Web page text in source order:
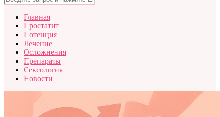
Главная
Простатит
Потенция
Лечение
Осложнения
Препараты
Сексология
Новости